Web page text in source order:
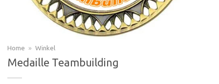
Home » Winkel
Medaille Teambuilding